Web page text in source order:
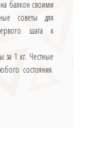
на балкон своими
советы для
шага к
за 1 кг. Честные
состояния.